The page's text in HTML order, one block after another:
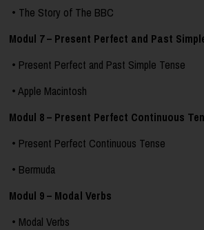
• The Story of The BBC
Modul 7 – Present Perfect and Past
• Present Perfect and Past Simple Tense
• Apple Macintosh
Modul 8 – Present Perfect Continuous
• Present Perfect Continuous Tense
• Bermuda
Modul 9 – Modal Verbs
• Modal Verbs